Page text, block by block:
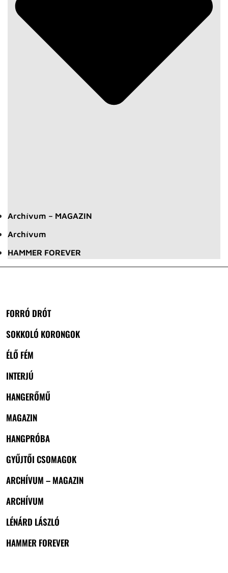
Archívum – MAGAZIN
Archívum
HAMMER FOREVER
FORRÓ DRÓT
SOKKOLÓ KORONGOK
ÉLŐ FÉM
INTERJÚ
HANGERŐMŰ
MAGAZIN
HANGPRÓBA
GYŰJTŐI CSOMAGOK
ARCHÍVUM – MAGAZIN
ARCHÍVUM
LÉNÁRD LÁSZLÓ
HAMMER FOREVER